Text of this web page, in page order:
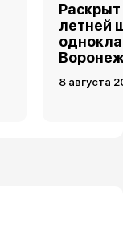
летней
8 августа